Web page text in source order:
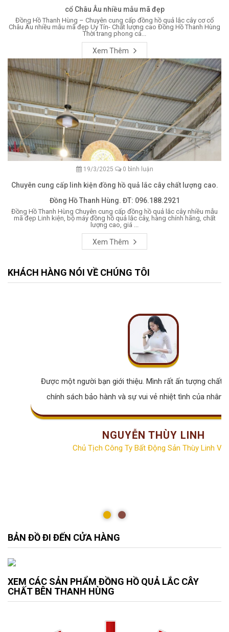
cổ Châu Âu nhiều mẫu mã đẹp
Đồng Hồ Thanh Hùng – Chuyên cung cấp đồng hồ quả lắc cây cơ cổ
Châu Âu nhiều mẫu mã đẹp Uy Tín- Chất lượng cao Đồng Hồ Thanh Hùng
Thời trang phong cá...
Xem Thêm
19/3/2025 0 bình luận
Chuyên cung cấp linh kiện đồng hồ quả lắc cây chất lượng cao.
Đồng Hồ Thanh Hùng. ĐT: 096.188.2921
Đồng Hồ Thanh Hùng Chuyên cung cấp đồng hồ quả lắc cây nhiều mẫu
mã đẹp Linh kiện, bộ máy đồng hồ quả lắc cây, hàng chính hãng, chất
lượng cao, giá ...
Xem Thêm
KHÁCH HÀNG NÓI VỀ CHÚNG TÔI
Được một người bạn giới thiệu. Mình rất ấn tượng chất
chính sách bảo hành và sự vui vẻ nhiệt tình của nhân
NGUYỄN THÙY LINH
Chủ Tịch Công Ty Bất Động Sản Thùy Linh
BẢN ĐỒ ĐI ĐẾN CỬA HÀNG
XEM CÁC SẢN PHẨM ĐỒNG HỒ QUẢ LẮC CÂY
CHẤT BÊN THANH HÙNG